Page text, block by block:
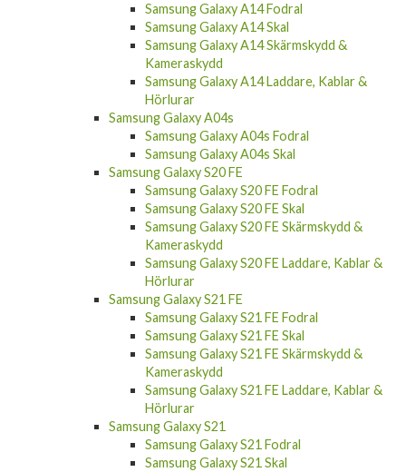
Samsung Galaxy A14 Skal
Samsung Galaxy A14 Skärmskydd &
Kameraskydd
Samsung Galaxy A14 Laddare, Kablar &
Hörlurar
Samsung Galaxy A04s
Samsung Galaxy A04s Fodral
Samsung Galaxy A04s Skal
Samsung Galaxy S20 FE
Samsung Galaxy S20 FE Fodral
Samsung Galaxy S20 FE Skal
Samsung Galaxy S20 FE Skärmskydd &
Kameraskydd
Samsung Galaxy S20 FE Laddare, Kablar &
Hörlurar
Samsung Galaxy S21 FE
Samsung Galaxy S21 FE Fodral
Samsung Galaxy S21 FE Skal
Samsung Galaxy S21 FE Skärmskydd &
Kameraskydd
Samsung Galaxy S21 FE Laddare, Kablar &
Hörlurar
Samsung Galaxy S21
Samsung Galaxy S21 Fodral
Samsung Galaxy S21 Skal
Samsung Galaxy S21 Laddare, Kablar &